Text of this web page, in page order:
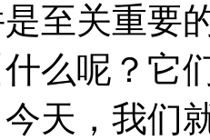
至关重要
么呢？它
天，我们